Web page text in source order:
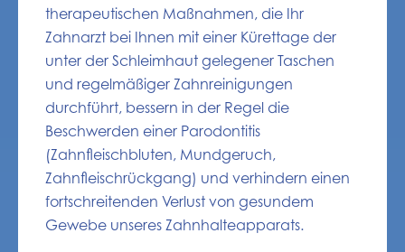
therapeutischen Maßnahmen, die Ihr
Zahnarzt bei Ihnen mit einer Kürettage der
unter der Schleimhaut gelegener Taschen
und regelmäßiger Zahnreinigungen
durchführt, bessern in der Regel die
Beschwerden einer Parodontitis
(Zahnfleischbluten, Mundgeruch,
Zahnfleischrückgang) und verhindern einen
fortschreitenden Verlust von gesundem
Gewebe unseres Zahnhalteapparats.